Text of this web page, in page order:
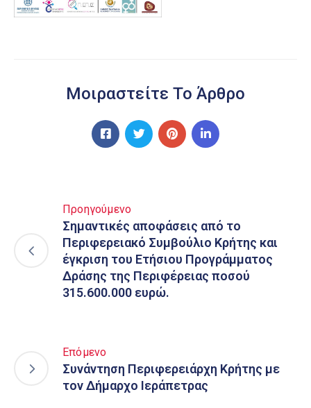
Μοιραστείτε Το Άρθρο
Προηγούμενο
Σημαντικές αποφάσεις από το
Περιφερειακό Συμβούλιο Κρήτης και
έγκριση του Ετήσιου Προγράμματος
Δράσης της Περιφέρειας ποσού
315.600.000 ευρώ.
Επόμενο
Συνάντηση Περιφερειάρχη Κρήτης με
τον Δήμαρχο Ιεράπετρας